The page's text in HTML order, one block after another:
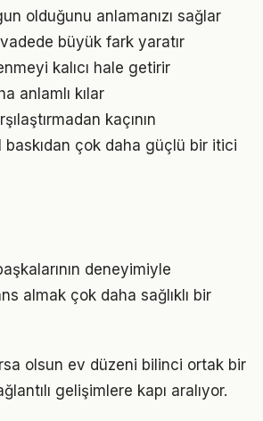
olduğunu anlamanızı sağlar
büyük fark yaratır
kalıcı hale getirir
anlamlı kılar
kaçının
çok daha güçlü bir itici
deneyimiyle
almak çok daha sağlıklı bir
olsun ev düzeni bilinci ortak bir
gelişimlere kapı aralıyor.